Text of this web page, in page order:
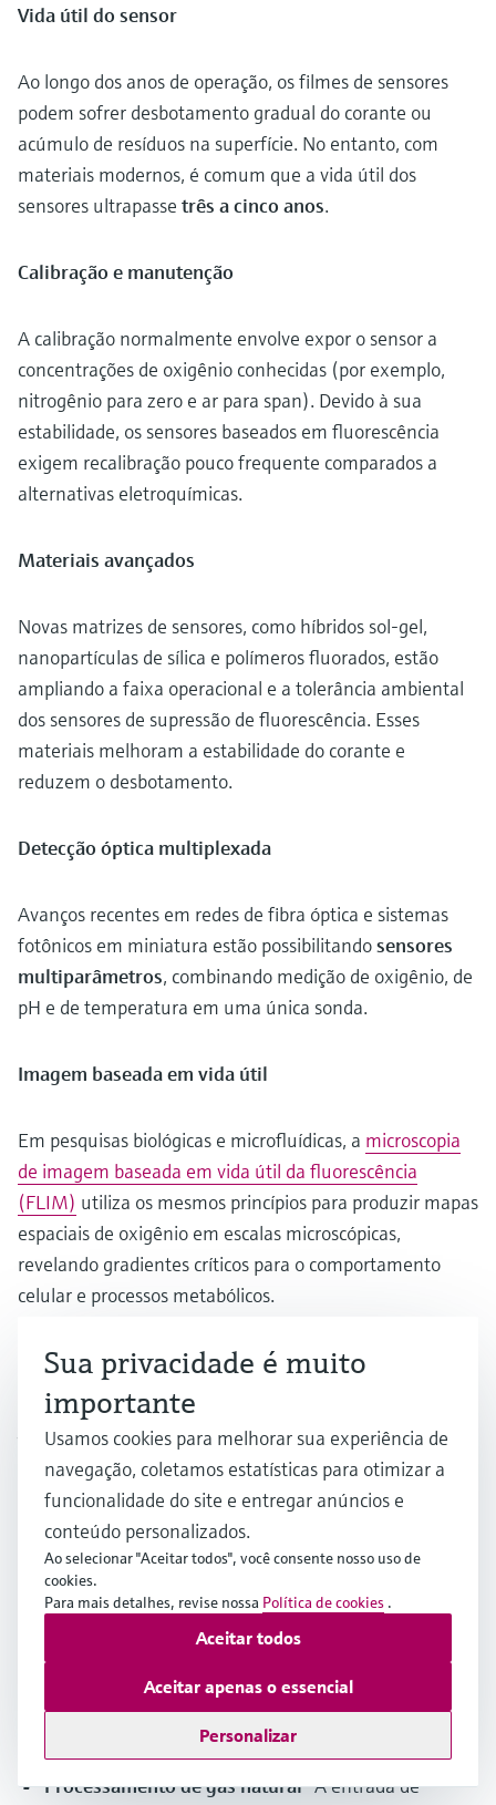
Vida útil do sensor
Ao longo dos anos de operação, os filmes de sensores
podem sofrer desbotamento gradual do corante ou
acúmulo de resíduos na superfície. No entanto, com
materiais modernos, é comum que a vida útil dos
sensores ultrapasse três a cinco anos.
Calibração e manutenção
A calibração normalmente envolve expor o sensor a
concentrações de oxigênio conhecidas (por exemplo,
nitrogênio para zero e ar para span). Devido à sua
estabilidade, os sensores baseados em fluorescência
exigem recalibração pouco frequente comparados a
alternativas eletroquímicas.
Materiais avançados
Novas matrizes de sensores, como híbridos sol-gel,
nanopartículas de sílica e polímeros fluorados, estão
ampliando a faixa operacional e a tolerância ambiental
dos sensores de supressão de fluorescência. Esses
materiais melhoram a estabilidade do corante e
reduzem o desbotamento.
Detecção óptica multiplexada
Avanços recentes em redes de fibra óptica e sistemas
fotônicos em miniatura estão possibilitandosensores
multiparâmetros, combinando medição de oxigênio, de
pH e de temperatura em uma única sonda.
Imagem baseada em vida útil
Em pesquisas biológicas e microfluídicas, a microscopia
de imagem baseada em vida útil da fluorescência
(FLIM) utiliza os mesmos princípios para produzir mapas
espaciais de oxigênio em escalas microscópicas,
revelando gradientes críticos para o comportamento
celular e processos metabólicos.
Aplicações em todas as indústrias
Processamento de gás natural- A entrada de
Sua privacidade é muito
importante
Usamos cookies para melhorar sua experiência de
navegação, coletamos estatísticas para otimizar a
funcionalidade do site e entregar anúncios e
conteúdo personalizados.
Ao selecionar "Aceitar todos", você consente nosso uso de
cookies.
Para mais detalhes, revise nossa Política de cookies .
Personalizar
Aceitar apenas o essencial
Aceitar todos